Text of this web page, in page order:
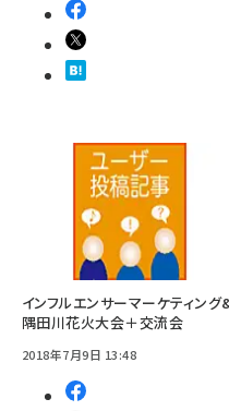
インフルエンサーマーケティング
隅田川花火大会＋交流会
2018年7月9日 13:48